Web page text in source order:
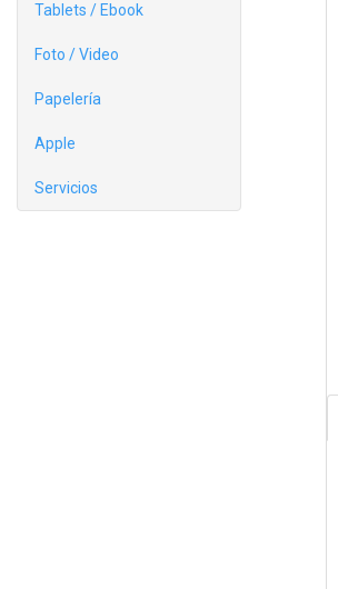
Tablets / Ebook
Foto / Video
Papelería
Apple
Servicios